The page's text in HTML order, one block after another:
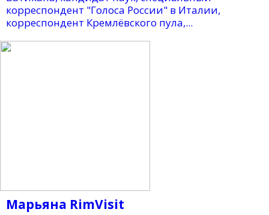
корреспондент "Голоса России" в Италии,
корреспондент Кремлёвского пула,...
Марьяна RimVisit